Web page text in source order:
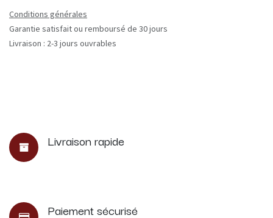
Conditions générales
Garantie satisfait ou remboursé de 30 jours
Livraison : 2-3 jours ouvrables
Livraison rapide
Paiement sécurisé